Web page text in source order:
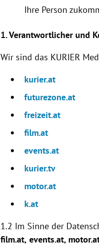
Ihre Person
1. Verantwortlicher und
Wir sind das KURIER
kurier.at
futurezone.at
freizeit.at
film.at
events.at
kurier.tv
motor.at
k.at
1.2 Im Sinne der
film.at, events.at,